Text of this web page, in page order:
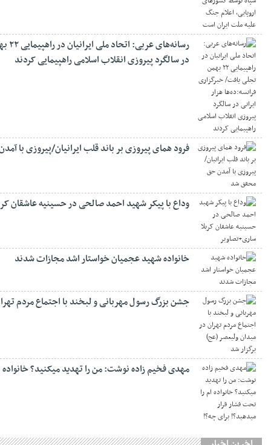
در سالگرد پیروزی انقلاب اسلامی راهپیمایی کردند
فرود همای پیروزی بر باند قلب ایرانیان/پیروزی با
وداع با پیکر شهید احمد صالحی‌ در حسینیه عاشقان
خانواده شهید عجمیان خواستار اشد مجازات شدند
جشن بزرگ رسول مهربانی و لبخند با اجتماع مردم
مهدی فخیم زاده نوشت: من را تهدید میکنید؟